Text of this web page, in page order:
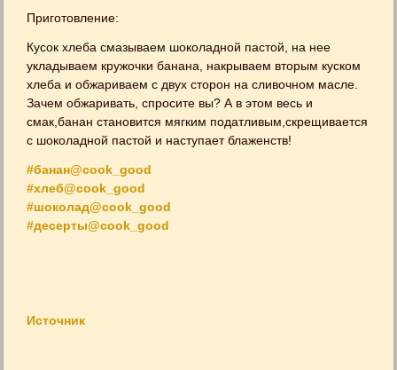
Приготовление:
Кусок хлеба смазываем шоколадной пастой, на нее
укладываем кружочки банана, накрываем вторым куском
хлеба и обжариваем с двух сторон на сливочном масле.
Зачем обжаривать, спросите вы? А в этом весь и
смак,банан становится мягким податливым,скрещивается
с шоколадной пастой и наступает блаженств!
#банан@cook_good
#хлеб@cook_good
#шоколад@cook_good
#десерты@cook_good
Источник